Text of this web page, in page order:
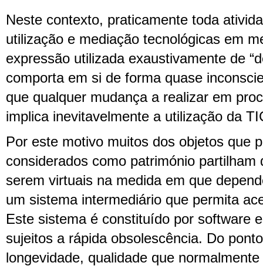
Neste contexto, praticamente toda
utilização e mediação tecnológicas em
expressão utilizada exaustivamente de
comporta em si de forma quase
que qualquer mudança a realizar em
implica inevitavelmente a utilização da
Por este motivo muitos dos objetos que
considerados como património partilham
serem virtuais na medida em que
um sistema intermediário que permita
Este sistema é constituído por software
sujeitos a rápida obsolescência. Do
longevidade, qualidade que